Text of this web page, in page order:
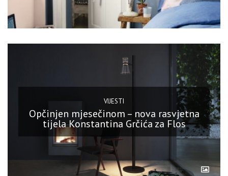
VIJESTI
Opčinjen mjesečinom – nova rasvjetna
tijela Konstantina Grčića za Flos